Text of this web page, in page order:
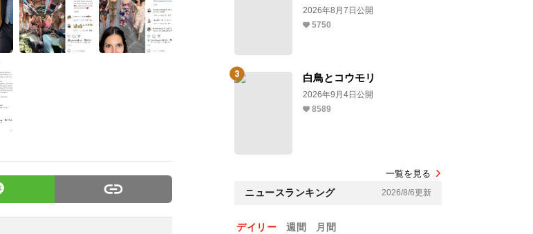
2026年8月7日公開
5750
白鳥とコウモリ
2026年9月4日公開
8589
一覧を見る
ニュースランキング 2026/8/6更新
デイリー 週間 月間